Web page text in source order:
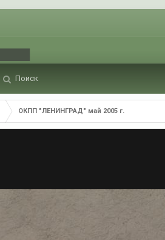
Поиск
ОКПП "ЛЕНИНГРАД" май 2005 г.